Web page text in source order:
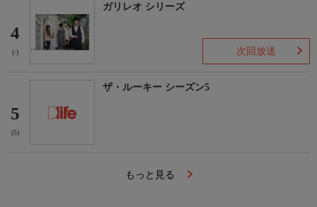
4
(-)
ガリレオ シリーズ
次回放送
5
(5)
ザ・ルーキー シーズン5
もっと見る